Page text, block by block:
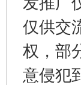
仅供交
权，部
意侵犯